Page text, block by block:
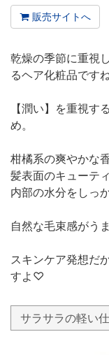
販売サイトへ
乾燥の季節に重視
るヘア化粧品です
【潤い】を重視す
め。
柑橘系の爽やかな
髪表面のキューテ
内部の水分をしっ
自然な毛束感がう
スキンケア発想だ
すよ♡
サラサラの軽い